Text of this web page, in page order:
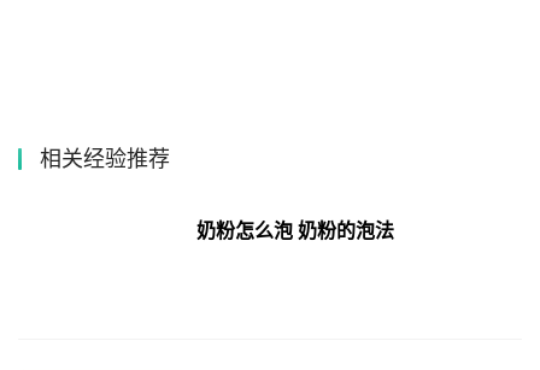
相关经验推荐
奶粉怎么泡 奶粉的泡法